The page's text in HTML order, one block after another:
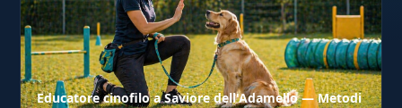
Educatore cinofilo a Saviore dell'Adamello — Metodi